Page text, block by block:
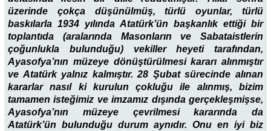
üzerinde çokça düşünülmüş, türlü oyunlar, türlü
baskılarla 1934 yılında Atatürk’ün başkanlık ettiği bir
toplantıda (aralarında Masonların ve Sabataistlerin
çoğunlukla bulunduğu) vekiller heyeti tarafından,
Ayasofya’nın müzeye dönüştürülmesi kararı alınmıştır
ve Atatürk yalnız kalmıştır. 28 Şubat sürecinde alınan
kararlar nasıl ki kurulun çokluğu ile alınmış, bizim
tamamen isteğimiz ve imzamız dışında gerçekleşmişse,
Ayasofya’nın müzeye çevrilmesi kararında da
Atatürk’ün bulunduğu durum aynıdır. Onu en iyi biz